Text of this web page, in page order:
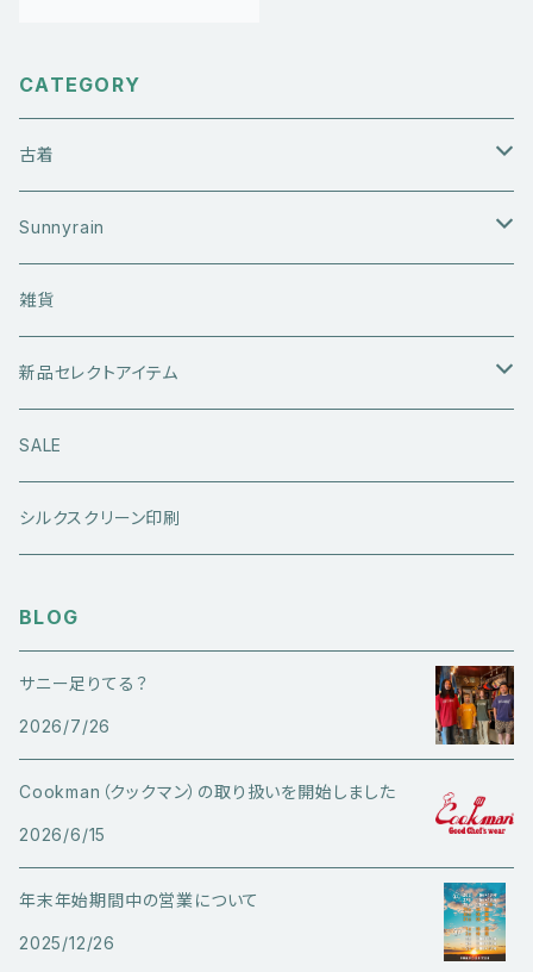
CATEGORY
古着
アウターウエア
ライダースジャケット
レザーアウター
トップス
セーター・ニットウエア
長袖シャツ
トラックジャケット・スポーツ系トップス
ベスト
ボトムス
ジーンズ
ミリタリーパンツ
シューズ
スニーカー
ブーツ
その他シューズ
アクセサリー
ブレスレット・バングル
ピアス・イヤリング
指輪
Sunnyrain
Tシャツ
タンクトップ
キャップ・帽子
雑貨
新品セレクトアイテム
アウターウエア
ベトジャン
コラボ商品
帽子・キャップ・ハット
アクセサリー
サングラス
ショートパンツ
服飾雑貨
Caltop
長袖シャツ
SALE
シルクスクリーン印刷
BLOG
サニー足りてる？
2026/7/26
Cookman（クックマン）の取り扱いを開始しました
2026/6/15
年末年始期間中の営業について
2025/12/26